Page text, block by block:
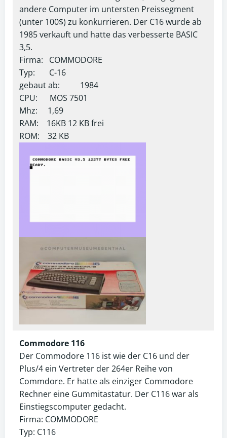
andere Computer im untersten Preissegment
(unter 100$) zu konkurrieren. Der C16 wurde ab
1985 verkauft und hatte das verbesserte BASIC
3,5.
Firma: COMMODORE
Typ: C-16
gebaut ab: 1984
CPU: MOS 7501
Mhz: 1,69
RAM: 16KB 12 KB frei
ROM: 32 KB
Commodore 116
Der Commodore 116 ist wie der C16 und der
Plus/4 ein Vertreter der 264er Reihe von
Commdore. Er hatte als einziger Commodore
Rechner eine Gummitastatur. Der C116 war als
Einstiegscomputer gedacht.
Firma: COMMODORE
Typ: C116